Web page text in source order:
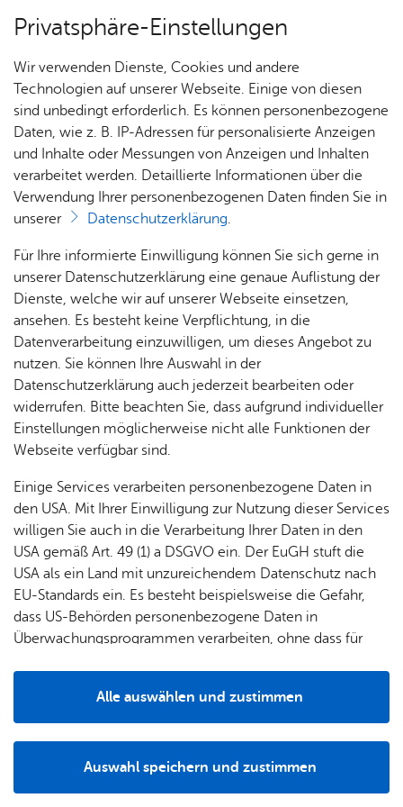
Über­sicht Bür­ger & Stadt
Rat­
haus &
Bür­
ger­
ser­vice
Rat­
häu­ser
& Orts­
ver­
wal­
Ämter
A–Z
Diens
t­leis­
tun­gen
A–Z
For­
Nach­
rich­
ten,
Vi­de­os
& Bil­
der
Me­di­
en­in­
for­ma­
tio­nen
fent­li­
che
Be­
kannt­
ma­
chun­
& TV
Pres­se
Jobs
Stel­
len­an­
ge­bo­te
Aus­bil­
dung &
Stu­di­
um
Bil­
dung
& Be­
treu­
ung
Potz­
be­
treu­
ung
Schu­
len
Bauen
& Um­
welt
Geo­
da­ten
& 3D-
Stadt­
Bau­
stel­len
& Um­
lei­tun­
Um­
welt &
Kli­ma­
Sa­nie­
ren &
bi­li­en
Stadt­
Ge­
sund­
heit &
kum
Ärzte &
Apo­
Fa­mi­lie
& Kin­
der
Se­nio­
ren
Woh­
nen
re­frei
Pfle­ge
& Un­
ter­stüt­
zung
Alle Nach­rich­ten
Vor­le­sen
Frei­tag, 06. März 2026
Ka­te­go­rie:Fisch­bach,Me­di­en­in­for­ma­tio­nen
& Um­welt,Ort­schaft Ai­lin­gen,Ort­schaft Et­ten­kirch
Ort­schaft Kluft­ern,Ort­schaft Ra­de­rach
Brut- und Setzzeit: Rücksicht
auf Wildtiere
Hunde anleinen und auf Wegen bleiben
(Foto: Land­rats­amt Bo­den­see­kreis)
Mit den warmen Tagen beginnt in der Natur die Brut- und
Setzzeit. Viele heimische Wildtiere bringen jetzt ihren
Nachwuchs zur Welt. Für Jungtiere ist diese Zeit
besonders sensibel – schon kleine Störungen durch
Menschen oder freilaufende Hunde können für sie
Privatsphäre-Einstellungen
Wir verwenden Dienste, Cookies und andere
Technologien auf unserer Webseite. Einige von diesen
sind unbedingt erforderlich. Es können personenbezogene
Daten, wie z. B. IP-Adressen für personalisierte Anzeigen
und Inhalte oder Messungen von Anzeigen und Inhalten
verarbeitet werden. Detaillierte Informationen über die
Verwendung Ihrer personenbezogenen Daten finden Sie in
unserer
Datenschutzerklärung.
Für Ihre informierte Einwilligung können Sie sich gerne in
unserer Datenschutzerklärung eine genaue Auflistung der
Dienste, welche wir auf unserer Webseite einsetzen,
ansehen. Es besteht keine Verpflichtung, in die
Datenverarbeitung einzuwilligen, um dieses Angebot zu
nutzen. Sie können Ihre Auswahl in der
Datenschutzerklärung auch jederzeit bearbeiten oder
widerrufen. Bitte beachten Sie, dass aufgrund individueller
Einstellungen möglicherweise nicht alle Funktionen der
Webseite verfügbar sind.
Einige Services verarbeiten personenbezogene Daten in
den USA. Mit Ihrer Einwilligung zur Nutzung dieser Services
willigen Sie auch in die Verarbeitung Ihrer Daten in den
USA gemäß Art. 49 (1) a DSGVO ein. Der EuGH stuft die
USA als ein Land mit unzureichendem Datenschutz nach
EU-Standards ein. Es besteht beispielsweise die Gefahr,
dass US-Behörden personenbezogene Daten in
Überwachungsprogrammen verarbeiten, ohne dass für
Auswahl speichern und zustimmen
Alle auswählen und zustimmen